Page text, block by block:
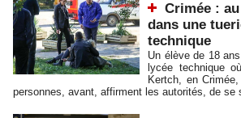
Crimée :
dans une
technique
Un élève de 18
lycée technique
Kertch, en
personnes, avant, affirment les autorités, de se